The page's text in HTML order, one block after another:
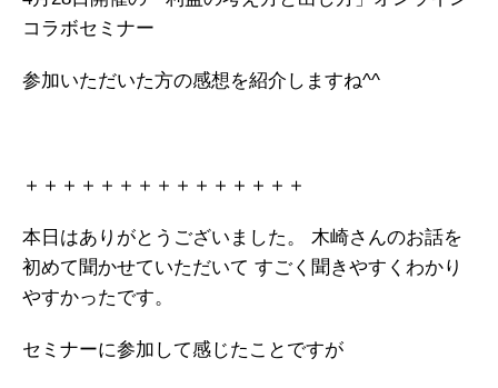
メールマガジン
お問い合わせ
コラボセミナー
参加いただいた方の感想を紹介しますね^^
＋＋＋＋＋＋＋＋＋＋＋＋＋＋＋
本日はありがとうございました。
木崎さんのお話を
初めて聞かせていただいて すごく聞きやすくわかり
やすかったです。
セミナーに参加して感じたことですが